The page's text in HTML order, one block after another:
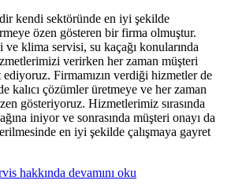
kendi sektöründe en iyi şekilde
özen gösteren bir firma olmuştur.
klima servisi, su kaçağı konularında
verirken her zaman müşteri
ediyoruz. Firmamızın verdiği hizmetler de
kalıcı çözümler üretmeye ve her zaman
gösteriyoruz. Hizmetlerimiz sırasında
iniyor ve sonrasında müşteri onayı da
en iyi şekilde çalışmaya gayret
hakkında devamını oku